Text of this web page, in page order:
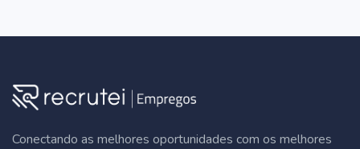
Conectando as melhores oportunidades com os melhores